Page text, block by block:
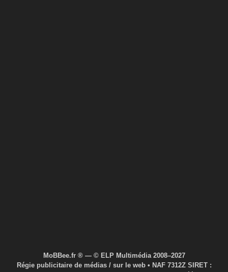
MoBBee.fr ® — © ELP Multimédia 2008–2027
Régie publicitaire de médias / sur le web • NAF 7312Z SIRET :